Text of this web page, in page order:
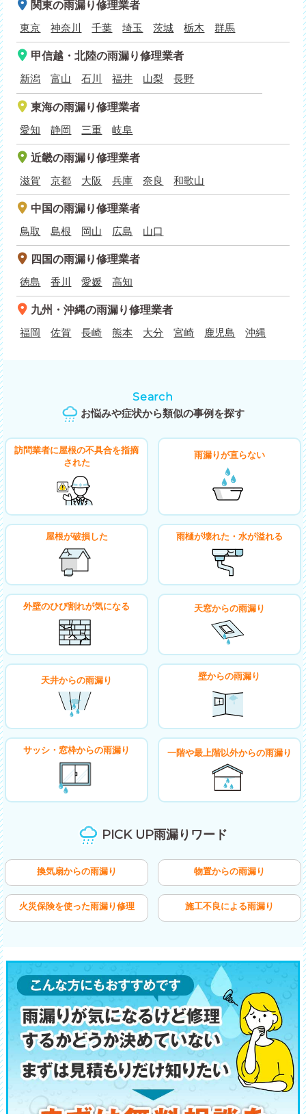
関東の雨漏り修理業者
東京
神奈川 千葉 埼玉 茨城 栃木 群馬
甲信越・北陸の雨漏り修理業者
新潟
富山 石川 福井 山梨 長野
東海の雨漏り修理業者
愛知
静岡 三重 岐阜
近畿の雨漏り修理業者
滋賀
京都 大阪 兵庫 奈良 和歌山
中国の雨漏り修理業者
鳥取
島根 岡山 広島 山口
四国の雨漏り修理業者
徳島
香川 愛媛 高知
九州・沖縄の雨漏り修理業者
福岡
佐賀 長崎 熊本 大分 宮崎 鹿児島 沖縄
お悩みや症状から類似の事例を探す
Search
訪問業者に屋根の不具合を指摘
された
雨漏りが直らない
屋根が破損した 雨樋が壊れた・水が溢れる
外壁のひび割れが気になる 天窓からの雨漏り
天井からの雨漏り 壁からの雨漏り
サッシ・窓枠からの雨漏り 一階や最上階以外からの雨漏り
PICK UP雨漏りワード
換気扇からの雨漏り 物置からの雨漏り
火災保険を使った雨漏り修理 施工不良による雨漏り